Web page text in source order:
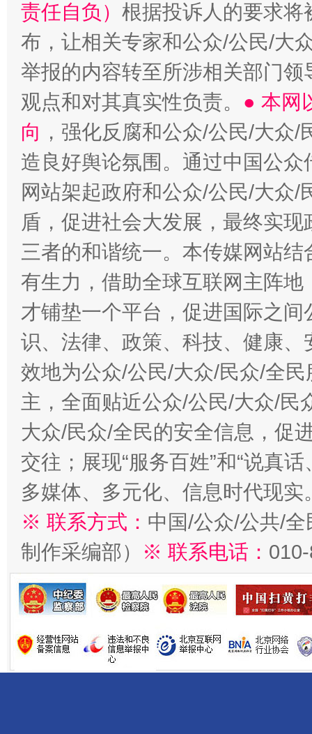
责任自负） 根据投诉人的要求将
布，让相关专家和公众/公民/大
举报的内容转至所涉相关部门
观点和对其真实性负责。 ● 本网
向 ，强化反腐和公众/公民/大众
造良好舆论氛围。通过中国公
网站架起政府和公众/公民/大众
盾，促进社会大发展，最终实
三者的和谐统一。本传媒网站
有生力，借助全球互联网主阵
才铺垫一个平台，促进国际之
识、法律、政策、科技、健康
效地为公众/公民/大众/民众/全
主，全面贴近公众/公民/大众/民
大众/民众/全民的安全信息，促
交往；展现“服务百姓”和“说真
多媒体、多元化、信息时代现实
※ 联系方式： 中国/公众/公共/
制作采编部）
※ 联系电话：